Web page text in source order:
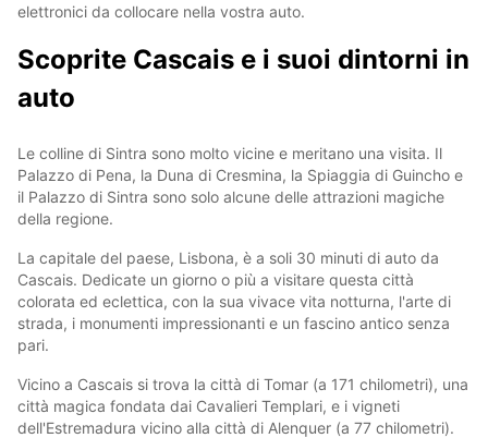
elettronici da collocare nella vostra auto.
Scoprite Cascais e i suoi dintorni in
auto
Le colline di Sintra sono molto vicine e meritano una visita. Il
Palazzo di Pena, la Duna di Cresmina, la Spiaggia di Guincho e
il Palazzo di Sintra sono solo alcune delle attrazioni magiche
della regione.
La capitale del paese, Lisbona, è a soli 30 minuti di auto da
Cascais. Dedicate un giorno o più a visitare questa città
colorata ed eclettica, con la sua vivace vita notturna, l'arte di
strada, i monumenti impressionanti e un fascino antico senza
pari.
Vicino a Cascais si trova la città di Tomar (a 171 chilometri), una
città magica fondata dai Cavalieri Templari, e i vigneti
dell'Estremadura vicino alla città di Alenquer (a 77 chilometri).